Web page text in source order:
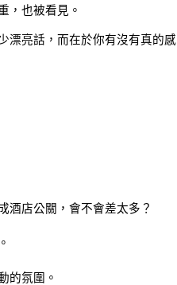
，也被看見。
漂亮話，而在於你有沒有真的感
酒店公關，會不會差太多？
的氛圍。